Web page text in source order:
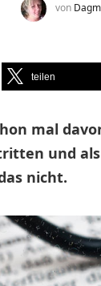
von
teilen
mal
und
nicht.